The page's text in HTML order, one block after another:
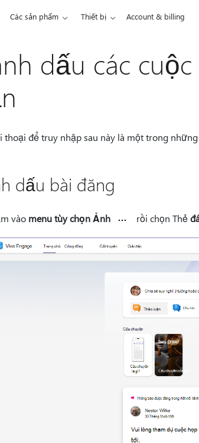
Các sản phẩm Thiết bị Account & billing
dấu các
thoại để truy nhập sau này là một trong
dấu bài đăng
vào menu tùy chọn Ảnh rồi chọn Thẻ